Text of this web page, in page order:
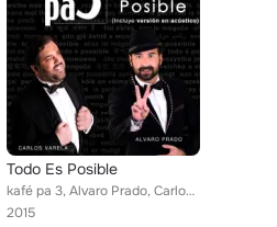
Todo Es Posible
kafé pa 3, Alvaro Prado, Carlos Varela
2015